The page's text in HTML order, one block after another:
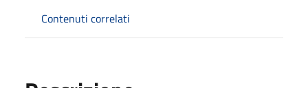
Contenuti correlati